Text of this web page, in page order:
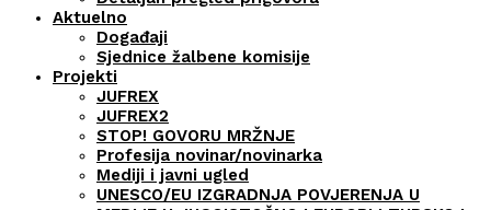
Aktuelno
Događaji
Sjednice žalbene komisije
Projekti
JUFREX
JUFREX2
STOP! GOVORU MRŽNJE
Profesija novinar/novinarka
Mediji i javni ugled
UNESCO/EU IZGRADNJA POVJERENJA U